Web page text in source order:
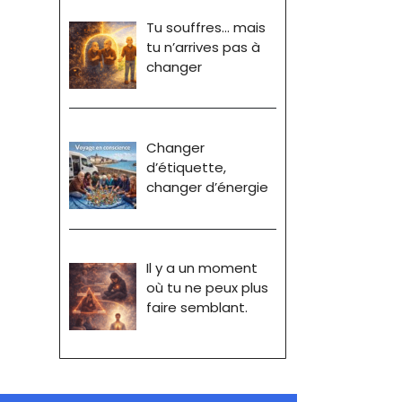
Tu souffres… mais
tu n’arrives pas à
changer
Changer
d’étiquette,
changer d’énergie
Il y a un moment
où tu ne peux plus
faire semblant.